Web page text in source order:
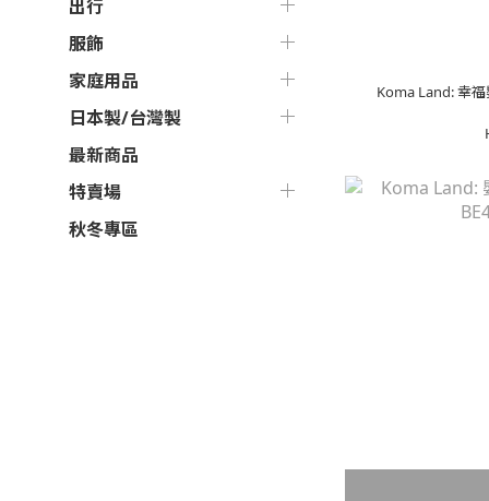
出行
服飾
家庭用品
日本製/台灣製
最新商品
特賣場
秋冬專區
Koma Land: 幸